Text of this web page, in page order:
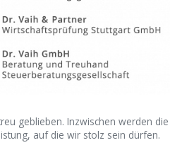
geblieben. Inzwischen werden die
auf die wir stolz sein dürfen.